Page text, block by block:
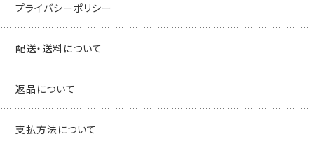
プライバシーポリシー
配送・送料について
返品について
支払方法について